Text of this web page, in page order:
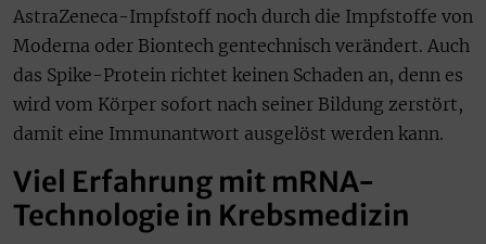
AstraZeneca-Impfstoff noch durch die Impfstoffe von
Moderna oder Biontech gentechnisch verändert. Auch
das Spike-Protein richtet keinen Schaden an, denn es
wird vom Körper sofort nach seiner Bildung zerstört,
damit eine Immunantwort ausgelöst werden kann.
Viel Erfahrung mit mRNA-
Technologie in Krebsmedizin